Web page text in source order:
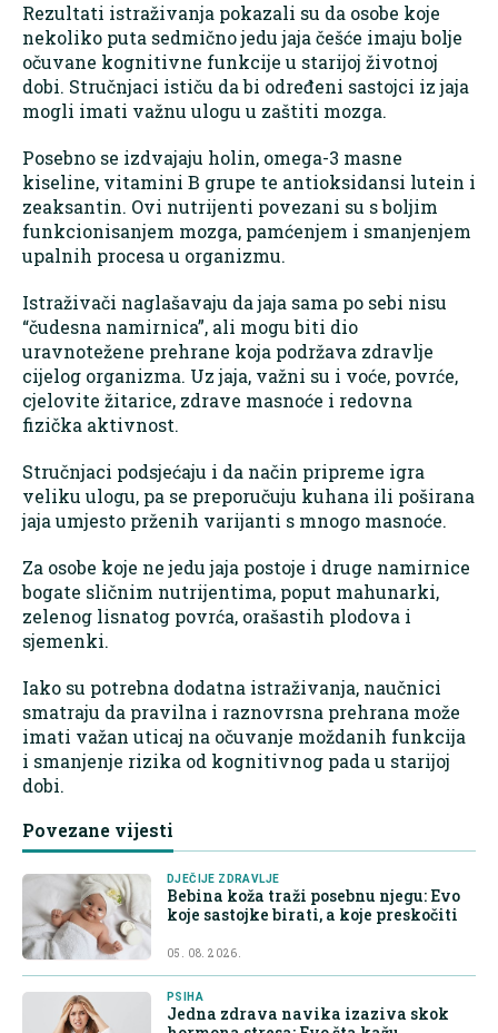
Rezultati istraživanja pokazali su da osobe koje
nekoliko puta sedmično jedu jaja češće imaju bolje
očuvane kognitivne funkcije u starijoj životnoj
dobi. Stručnjaci ističu da bi određeni sastojci iz jaja
mogli imati važnu ulogu u zaštiti mozga.
Posebno se izdvajaju holin, omega-3 masne
kiseline, vitamini B grupe te antioksidansi lutein i
zeaksantin. Ovi nutrijenti povezani su s boljim
funkcionisanjem mozga, pamćenjem i smanjenjem
upalnih procesa u organizmu.
Istraživači naglašavaju da jaja sama po sebi nisu
“čudesna namirnica”, ali mogu biti dio
uravnotežene prehrane koja podržava zdravlje
cijelog organizma. Uz jaja, važni su i voće, povrće,
cjelovite žitarice, zdrave masnoće i redovna
fizička aktivnost.
Stručnjaci podsjećaju i da način pripreme igra
veliku ulogu, pa se preporučuju kuhana ili poširana
jaja umjesto prženih varijanti s mnogo masnoće.
Za osobe koje ne jedu jaja postoje i druge namirnice
bogate sličnim nutrijentima, poput mahunarki,
zelenog lisnatog povrća, orašastih plodova i
sjemenki.
Iako su potrebna dodatna istraživanja, naučnici
smatraju da pravilna i raznovrsna prehrana može
imati važan uticaj na očuvanje moždanih funkcija
i smanjenje rizika od kognitivnog pada u starijoj
dobi.
Povezane vijesti
DJEČIJE ZDRAVLJE
Bebina koža traži posebnu njegu: Evo
koje sastojke birati, a koje preskočiti
05. 08. 2026.
PSIHA
Jedna zdrava navika izaziva skok